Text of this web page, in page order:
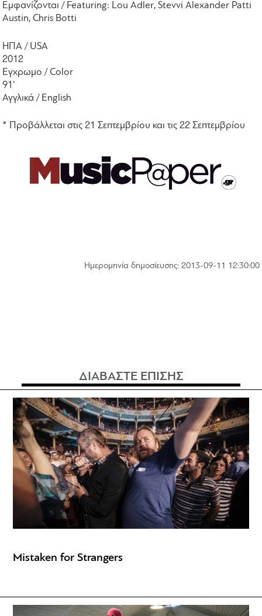
Εμφανίζονται / Featuring: Lou Adler, Stevvi Alexander Patti
Austin, Chris Botti
ΗΠΑ / USA
2012
Εγχρωμο / Color
91'
Αγγλικά / English
* Προβάλλεται στις 21 Σεπτεμβρίου και τις 22 Σεπτεμβρίου
Hμερομηνία δημοσίευσης: 2013-09-11 12:30:00
ΔΙΑΒΑΣΤΕ ΕΠΙΣΗΣ
Mistaken for Strangers